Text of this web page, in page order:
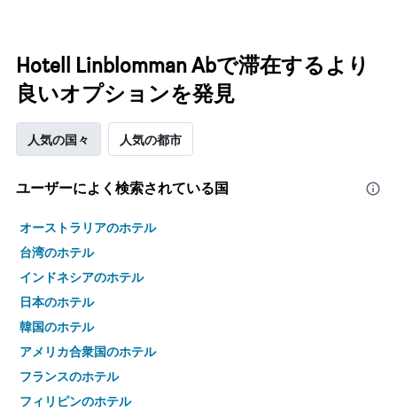
Hotell Linblomman Abで滞在するより
良いオプションを発見
人気の国々 人気の都市
ユーザーによく検索されている国
オーストラリアのホテル
台湾のホテル
インドネシアのホテル
日本のホテル
韓国のホテル
アメリカ合衆国のホテル
フランスのホテル
フィリピンのホテル